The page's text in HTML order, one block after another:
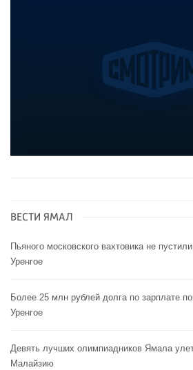
ВЕСТИ ЯМАЛ
Пьяного московского вахтовика не
Уренгое
Более 25 млн рублей долга по зарплате
Уренгое
Девять лучших олимпиадников Ямала
Малайзию